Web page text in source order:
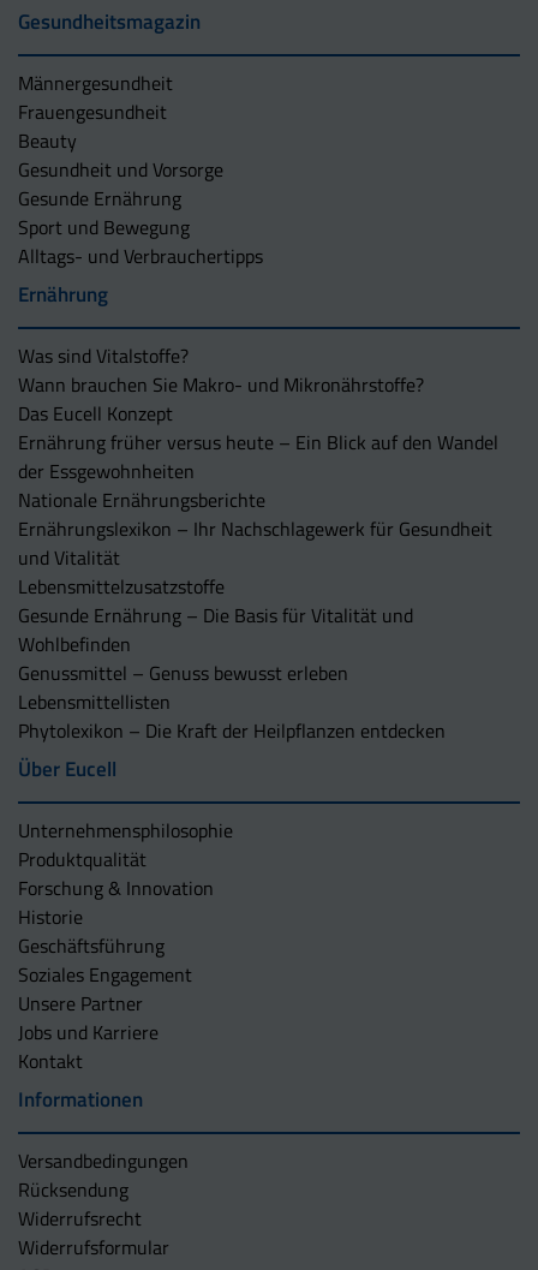
Gesundheitsmagazin
Männergesundheit
Frauengesundheit
Beauty
Gesundheit und Vorsorge
Gesunde Ernährung
Sport und Bewegung
Alltags- und Verbrauchertipps
Ernährung
Was sind Vitalstoffe?
Wann brauchen Sie Makro- und Mikronährstoffe?
Das Eucell Konzept
Ernährung früher versus heute – Ein Blick auf den Wandel
der Essgewohnheiten
Nationale Ernährungsberichte
Ernährungslexikon – Ihr Nachschlagewerk für Gesundheit
und Vitalität
Lebensmittelzusatzstoffe
Gesunde Ernährung – Die Basis für Vitalität und
Wohlbefinden
Genussmittel – Genuss bewusst erleben
Lebensmittellisten
Phytolexikon – Die Kraft der Heilpflanzen entdecken
Über Eucell
Unternehmens­philosophie
Produktqualität
Forschung & Innovation
Historie
Geschäftsführung
Soziales Engagement
Unsere Partner
Jobs und Karriere
Kontakt
Informationen
Versandbedingungen
Rücksendung
Widerrufsrecht
Widerrufsformular